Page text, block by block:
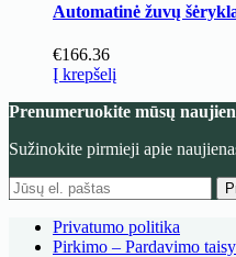
Automatinė žuvų
€166.36
Į krepšelį
Prenumeruokite mūsų
Sužinokite pirmieji apie
Privatumo politika
Pirkimo – Pardavimo